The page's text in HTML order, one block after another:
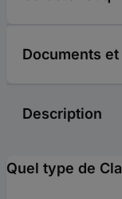
Documents
Description
Quel type de